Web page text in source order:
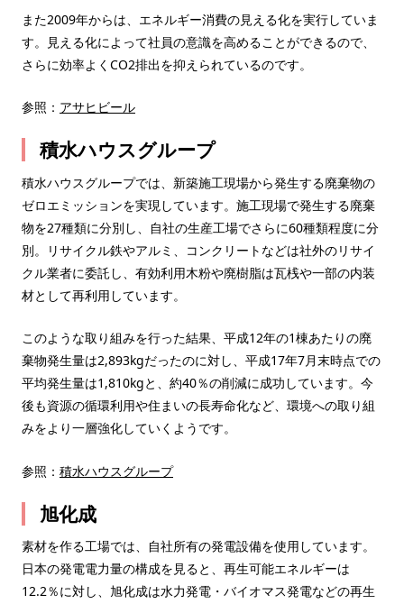
また2009年からは、エネルギー消費の見える化を実行していま
す。見える化によって社員の意識を高めることができるので、
さらに効率よくCO2排出を抑えられているのです。
参照： アサヒビール
積水ハウスグループ
積水ハウスグループでは、新築施工現場から発生する廃棄物の
ゼロエミッションを実現しています。施工現場で発生する廃棄
物を27種類に分別し、自社の生産工場でさらに60種類程度に分
別。リサイクル鉄やアルミ、コンクリートなどは社外のリサイ
クル業者に委託し、有効利用木粉や廃樹脂は瓦桟や一部の内装
材として再利用しています。
このような取り組みを行った結果、平成12年の1棟あたりの廃
棄物発生量は2,893kgだったのに対し、平成17年7月末時点での
平均発生量は1,810kgと、約40％の削減に成功しています。今
後も資源の循環利用や住まいの長寿命化など、環境への取り組
みをより一層強化していくようです。
参照： 積水ハウスグループ
旭化成
素材を作る工場では、自社所有の発電設備を使用しています。
日本の発電電力量の構成を見ると、再生可能エネルギーは
12.2％に対し、旭化成は水力発電・バイオマス発電などの再生